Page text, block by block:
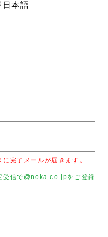
日本語
完了メールが届きます。
受信で@noka.co.jpをご登録